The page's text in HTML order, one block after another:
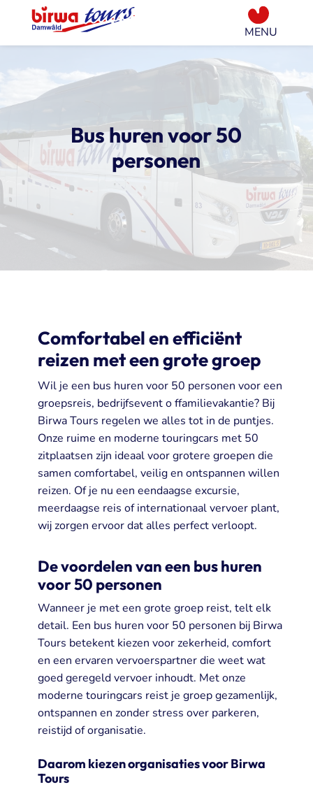
Bus huren voor 50
personen
Comfortabel en efficiënt
reizen met een grote groep
Wil je een bus huren voor 50 personen voor een
groepsreis, bedrijfsevent o ffamilievakantie? Bij
Birwa Tours regelen we alles tot in de puntjes.
Onze ruime en moderne touringcars met 50
zitplaatsen zijn ideaal voor grotere groepen die
samen comfortabel, veilig en ontspannen willen
reizen. Of je nu een eendaagse excursie,
meerdaagse reis of internationaal vervoer plant,
wij zorgen ervoor dat alles perfect verloopt.
De voordelen van een bus huren
voor 50 personen
Wanneer je met een grote groep reist, telt elk
detail. Een bus huren voor 50 personen bij Birwa
Tours betekent kiezen voor zekerheid, comfort
en een ervaren vervoerspartner die weet wat
goed geregeld vervoer inhoudt. Met onze
moderne touringcars reist je groep gezamenlijk,
ontspannen en zonder stress over parkeren,
reistijd of organisatie.
Daarom kiezen organisaties voor Birwa
Tours